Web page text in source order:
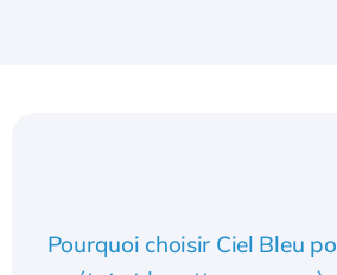
Pourquoi choisir Ciel Bleu